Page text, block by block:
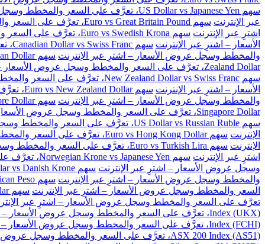
سهم US Dollar vs Japanese Yen، تعرَّف على السعر والمخطط وسجل عروض الأسعار – اشترِ عبر الإنترنت
عبر الإنترنت سهم Euro vs Great Britain Pound، تعرَّف على السعر والمخطط وسجل عروض الأسعار – اشترِ عبر الإنترنت
اشترِ عبر الإنترنت سهم Euro vs Swedish Krona، تعرَّف على السعر والمخطط وسجل عروض الأسعار – اشترِ عبر الإنترنت
الأسعار – اشترِ عبر الإنترنت سهم Canadian Dollar vs Swiss Franc، تعرَّف على السعر والمخطط وسجل عروض الأسعار – اشترِ عبر الإنترنت
والمخطط وسجل عروض الأسعار – اشترِ عبر الإنترنت سهم Great Britain Pound vs Canadian Dollar، تعرَّف على السعر والمخطط وسجل عروض الأسعار – اشترِ عبر الإنترنت
Zealand Dollar، تعرَّف على السعر والمخطط وسجل عروض الأسعار – اشترِ عبر الإنترنت
سهم New Zealand Dollar vs Swiss Franc، تعرَّف على السعر والمخطط وسجل عروض الأسعار – اشترِ عبر الإنترنت
الأسعار – اشترِ عبر الإنترنت سهم Euro vs New Zealand Dollar، تعرَّف على السعر والمخطط وسجل عروض الأسعار – اشترِ عبر الإنترنت
والمخطط وسجل عروض الأسعار – اشترِ عبر الإنترنت سهم Great Britain Pound vs Singapore Dollar، تعرَّف على السعر والمخطط وسجل عروض الأسعار – اشترِ عبر الإنترنت
Singapore Dollar، تعرَّف على السعر والمخطط وسجل عروض الأسعار – اشترِ عبر الإنترنت
سهم US Dollar vs Russian Ruble، تعرَّف على السعر والمخطط وسجل عروض الأسعار – اشترِ عبر الإنترنت
الإنترنت سهم Euro vs Hong Kong Dollar، تعرَّف على السعر والمخطط وسجل عروض الأسعار – اشترِ عبر الإنترنت
الإنترنت سهم Euro vs Turkish Lira، تعرَّف على السعر والمخطط وسجل عروض الأسعار – اشترِ عبر الإنترنت
اشترِ عبر الإنترنت سهم Norwegian Krone vs Japanese Yen، تعرَّف على السعر والمخطط وسجل عروض الأسعار – اشترِ عبر الإنترنت
وسجل عروض الأسعار – اشترِ عبر الإنترنت سهم US Dollar vs Danish Krone، تعرَّف على السعر والمخطط وسجل عروض الأسعار – اشترِ عبر الإنترنت
والمخطط وسجل عروض الأسعار – اشترِ عبر الإنترنت سهم US Dollar vs Mexican Peso، تعرَّف على السعر والمخطط وسجل عروض الأسعار – اشترِ عبر الإنترنت
السعر والمخطط وسجل عروض الأسعار – اشترِ عبر الإنترنت سهم US Dollar vs Singapore Dollar، تعرَّف على السعر والمخطط وسجل عروض الأسعار – اشترِ عبر الإنترنت
تعرَّف على السعر والمخطط وسجل عروض الأسعار – اشترِ عبر
Index (UKX)، تعرَّف على السعر والمخطط وسجل عروض الأسعار – اشترِ عبر الإنترنت
Index (FCHI)، تعرَّف على السعر والمخطط وسجل عروض الأسعار – اشترِ عبر الإنترنت
ASX 200 Index (AS51)، تعرَّف على السعر والمخطط وسجل عروض الأسعار – اشترِ عبر الإنترنت